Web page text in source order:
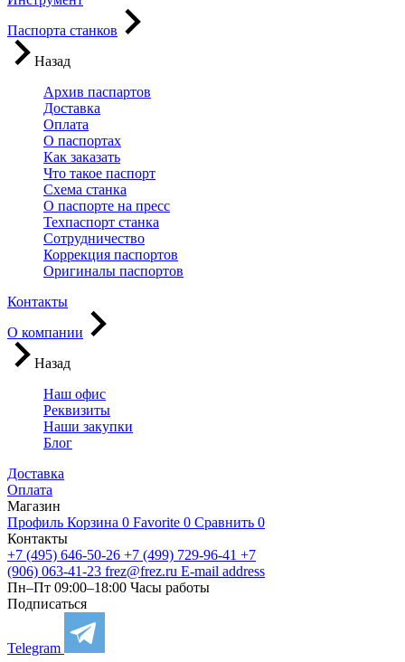
Паспорта станков
Назад
Архив паспартов
Доставка
Оплата
О паспортах
Как заказать
Что такое паспорт
Схема станка
О паспорте на пресс
Техпаспорт станка
Сотрудничество
Коррекция паспортов
Оригиналы паспортов
Контакты
О компании
Назад
Наш офис
Реквизиты
Наши закупки
Блог
Доставка
Оплата
Магазин
Профиль Корзина 0 Favorite 0 Сравнить 0
Контакты
+7 (495) 646-50-26 +7 (499) 729-96-41 +7
(906) 063-41-23 frez@frez.ru E-mail address
Пн–Пт 09:00–18:00 Часы работы
Подписаться
Telegram